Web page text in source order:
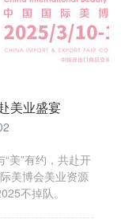
美业盛宴
美博会美业资源
不掉队。